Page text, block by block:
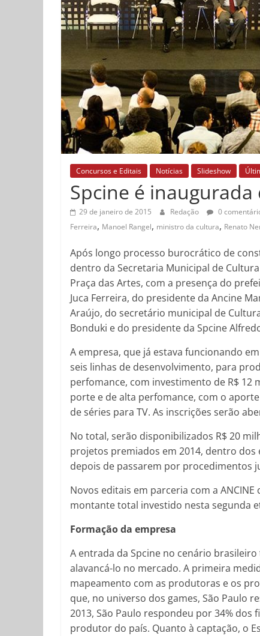
Concursos e Editais Notícias Slideshow
Spcine é
29 de janeiro de 2015 Redação 0
Ferreira, Manoel Rangel, ministro da cultura, Renato
Após longo processo burocrático de
dentro da Secretaria Municipal de
Praça das Artes, com a presença do
Juca Ferreira, do presidente da Ancine
Araújo, do secretário municipal de
Bonduki e do presidente da Spcine
A empresa, que já estava funcionando
seis linhas de desenvolvimento, para
perfomance, com investimento de R$
porte e de alta perfomance, com o
de séries para TV. As inscrições serão
No total, serão disponibilizados R$ 20
projetos premiados em 2014, dentro
depois de passarem por procedimentos
Novos editais em parceria com a
montante total investido nesta segunda
Formação da empresa
A entrada da Spcine no cenário
alavancá-lo no mercado. A primeira
mapeamento com as produtoras e os
que, no universo dos games, São Paulo
2013, São Paulo respondeu por 34% dos
produtor do país. Quanto à captação, o